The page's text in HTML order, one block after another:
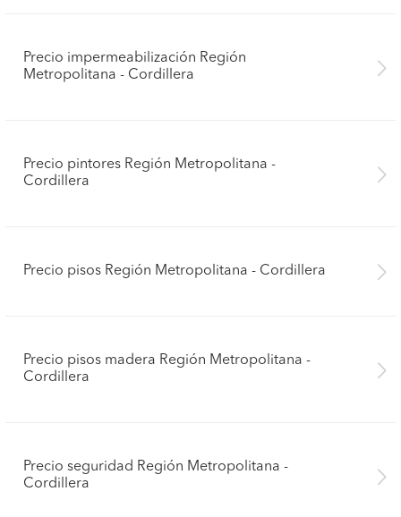
Precio impermeabilización Región
Metropolitana - Cordillera
Precio pintores Región Metropolitana -
Cordillera
Precio pisos Región Metropolitana - Cordillera
Precio pisos madera Región Metropolitana -
Cordillera
Precio seguridad Región Metropolitana -
Cordillera